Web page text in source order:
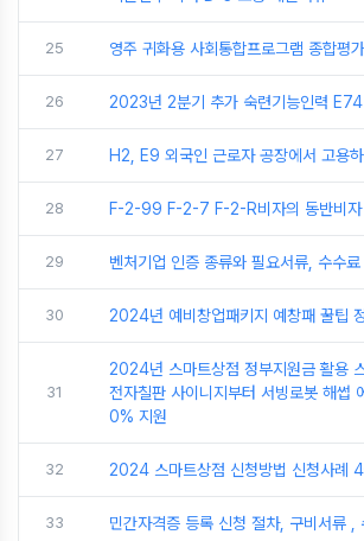
25 영주 귀화용 사회통합프로그램 종합평
26 2023년 2분기 추가 숙련기능인력
27 H2, E9 외국인 근로자 공장에서 고용
28 F-2-99 F-2-7 F-2-R비자의 동반비자
29 벤처기업 인증 종류와 필요서류, 수수료
30 2024년 예비창업패키지 예창패 꿀팁
31
2024년 스마트상점 정부지원금 활용
전자칠판 사이니지부터 서빙로봇 해썹
0% 지원
32 2024 스마트상점 신청방법 신청사례
33 민간자격증 등록 신청 절차, 구비서류 ,